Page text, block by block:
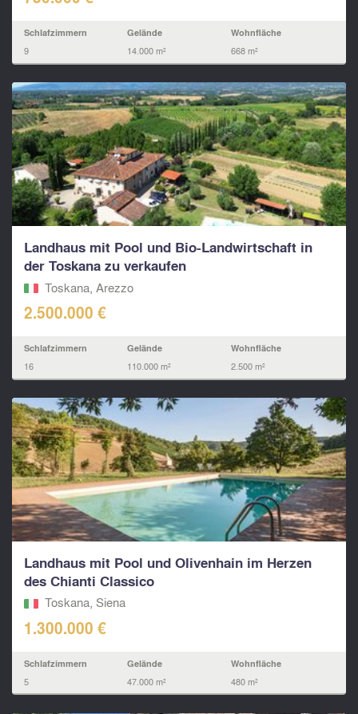
Schlafzimmern
9
Gelände
14.000 m²
Wohnfläche
668 m²
Landhaus mit Pool und Bio-Landwirtschaft in
der Toskana zu verkaufen
Toskana, Arezzo
2.500.000 €
Schlafzimmern
16
Gelände
110.000 m²
Wohnfläche
2.500 m²
Landhaus mit Pool und Olivenhain im Herzen
des Chianti Classico
Toskana, Siena
1.300.000 €
Schlafzimmern
5
Gelände
47.000 m²
Wohnfläche
480 m²